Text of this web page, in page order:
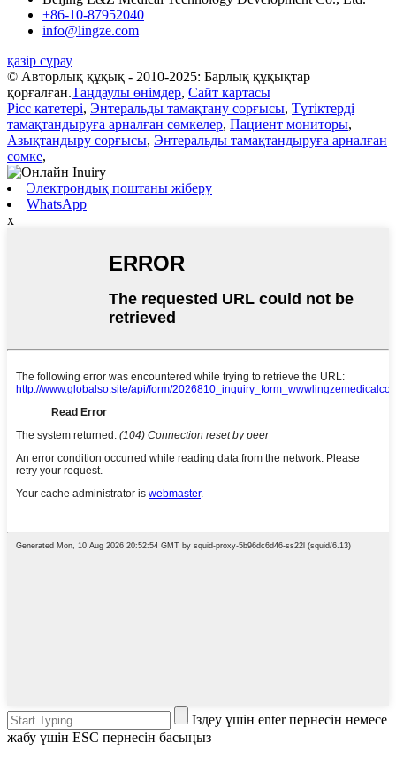
+86-10-87952040
info@lingze.com
қазір сұрау
© Авторлық құқық - 2010-2025: Барлық құқықтар
қорғалған.Таңдаулы өнімдер, Сайт картасы
Picc катетері, Энтеральды тамақтану сорғысы, Түтіктерді
тамақтандыруға арналған сөмкелер, Пациент мониторы,
Азықтандыру сорғысы, Энтеральды тамақтандыруға арналған
сөмке,
Электрондық поштаны жіберу
WhatsApp
x
Іздеу үшін enter пернесін немесе
жабу үшін ESC пернесін басыңыз